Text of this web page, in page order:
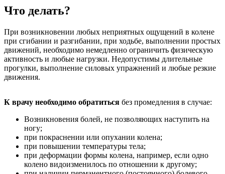
Что делать?
При возникновении любых неприятных ощущений в колене
при сгибании и разгибании, при ходьбе, выполнении простых
движений, необходимо немедленно ограничить физическую
активность и любые нагрузки. Недопустимы длительные
прогулки, выполнение силовых упражнений и любые резкие
движения.
К врачу необходимо обратиться без промедления в случае:
Возникновения болей, не позволяющих наступить на
ногу;
при покраснении или опухании колена;
при повышении температуры тела;
при деформации формы колена, например, если одно
колено видоизменилось по отношении к другому;